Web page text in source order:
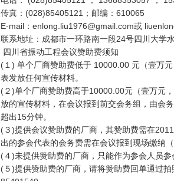
传真：(028)85405121；邮编：610065
E-mail：enlong.liu1976@gmail.com或
联系地址：成都市一环路南一段24号四川大学
四川省振动工程会议赞助费须知
(１) 单个厂商赞助费低于 10000.00 元（壹万
表发放任何宣传材料。
(２)单个厂商赞助费高于10000.00元（壹万元
放的宣传材料，在会议报到前交会务组，由会
超出15分钟。
(３)提供会议赞助费的厂商，其赞助费需在
出的参会代表的会务费需在会议报到现场缴纳
(４)未提供赞助费的厂商，只能作为参会人员
(５)提供赞助费的厂商，请将赞助费回单通过